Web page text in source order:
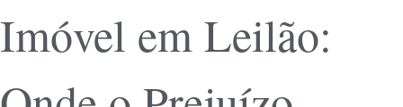
Imóvel em Leilão: